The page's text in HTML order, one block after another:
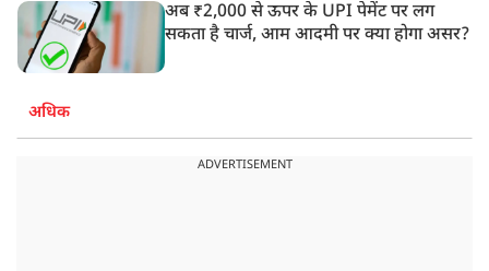
अब ₹2,000 से ऊपर के UPI पेमेंट पर लग
सकता है चार्ज, आम आदमी पर क्या होगा असर?
अधिक
ADVERTISEMENT